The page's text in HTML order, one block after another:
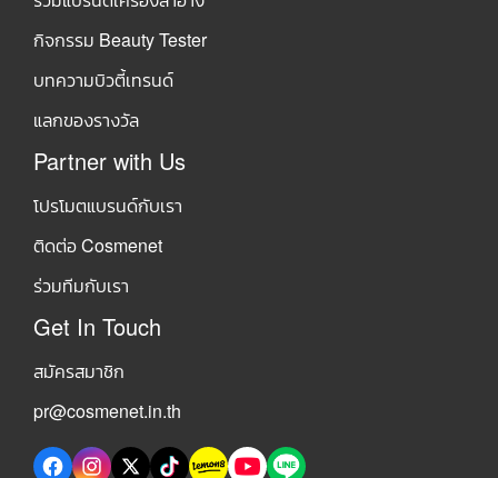
กิจกรรม Beauty Tester
บทความบิวตี้เทรนด์
แลกของรางวัล
Partner with Us
โปรโมตแบรนด์กับเรา
ติดต่อ Cosmenet
ร่วมทีมกับเรา
Get In Touch
สมัครสมาชิก
pr@cosmenet.in.th